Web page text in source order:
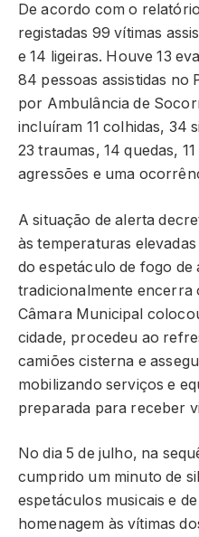
De acordo com o
registadas 99 vítimas
e 14 ligeiras. Houve 13
84 pessoas assistidas no
por Ambulância de
incluíram 11 colhidas, 34
23 traumas, 14 quedas,
agressões e uma
A situação de alerta
às temperaturas
do espetáculo de fogo de
tradicionalmente encerra
Câmara Municipal
cidade, procedeu ao
camiões cisterna e
mobilizando serviços e
preparada para receber
No dia 5 de julho, na
cumprido um minuto de
espetáculos musicais e
homenagem às vítimas